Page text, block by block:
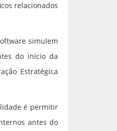
relacionados
simulem
do início da
Estratégica
é permitir
antes do